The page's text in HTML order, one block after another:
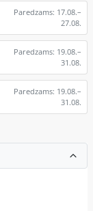
Paredzams: 17.08.–
27.08.
Paredzams: 19.08.–
31.08.
Paredzams: 19.08.–
31.08.